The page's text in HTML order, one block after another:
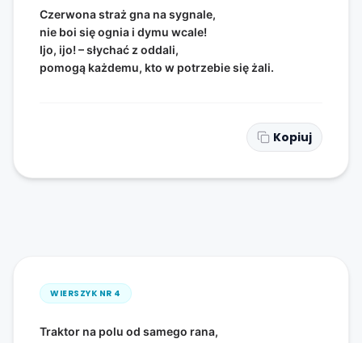
Czerwona straż gna na sygnale,
nie boi się ognia i dymu wcale!
Ijo, ijo! – słychać z oddali,
pomogą każdemu, kto w potrzebie się żali.
Kopiuj
WIERSZYK NR 4
Traktor na polu od samego rana,